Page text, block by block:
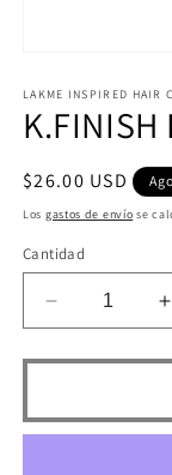
multimedia
1
en
modal
LAKME INSPIRED HAIR
K.FINISH
Precio
habitual
$26.00 USD
Los gastos de envío se
Cantidad
Reducir
cantidad
para
PLIABLE
(FINAL